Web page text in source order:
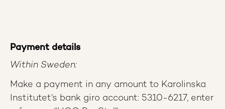
Payment details
Within Sweden:
Make a payment in any amount to Karolinska
Institutet’s bank giro account: 5310-6217, enter